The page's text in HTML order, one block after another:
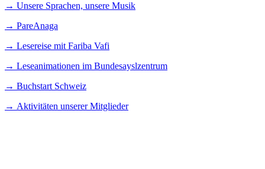
→ Unsere Sprachen, unsere Musik
→ PareAnaga
→ Lesereise mit Fariba Vafi
→ Leseanimationen im Bundesayslzentrum
→ Buchstart Schweiz
→ Aktivitäten unserer Mitglieder